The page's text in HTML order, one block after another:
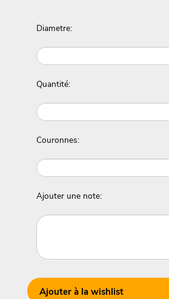
Diametre:
Quantité:
Couronnes:
Ajouter une note:
Ajouter à la wishlist